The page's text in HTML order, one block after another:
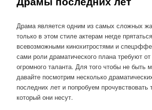
Драма является одним из самых сложных
только в этом стиле актерам негде
всевозможными кинохитростями и
сами роли драматического плана требуют от
огромного таланта. Для того чтобы не быть
давайте посмотрим несколько
последних лет и попробуем прочувствовать
который они несут.